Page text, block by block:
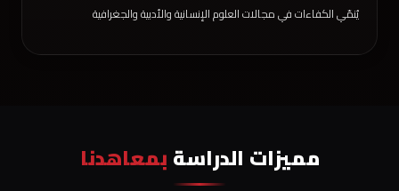
يُنمّي الكفاءات في مجالات العلوم الإنسانية والأدبية والجغرافية
مميزات الدراسة بمعاهدنا